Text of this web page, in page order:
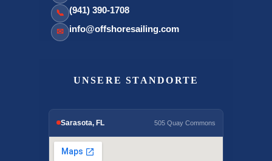
📞 (941) 390-1708
✉ info@offshoresailing.com
UNSERE STANDORTE
Sarasota, FL 505 Quay Commons